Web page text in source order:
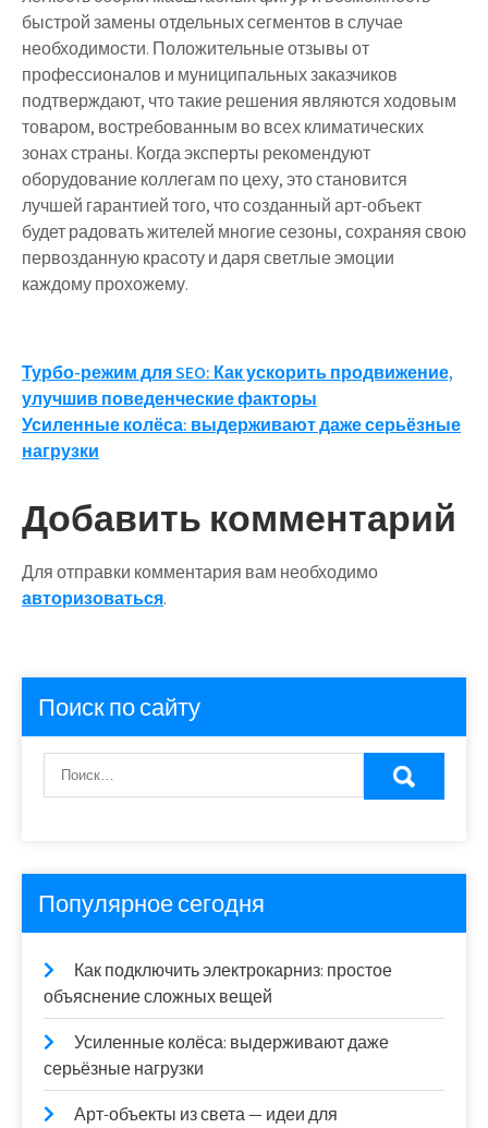
быстрой замены отдельных сегментов в случае
необходимости. Положительные отзывы от
профессионалов и муниципальных заказчиков
подтверждают, что такие решения являются ходовым
товаром, востребованным во всех климатических
зонах страны. Когда эксперты рекомендуют
оборудование коллегам по цеху, это становится
лучшей гарантией того, что созданный арт-объект
будет радовать жителей многие сезоны, сохраняя свою
первозданную красоту и даря светлые эмоции
каждому прохожему.
Навигация
по
записям
Турбо-режим для SEO: Как ускорить продвижение,
улучшив поведенческие факторы
Усиленные колёса: выдерживают даже серьёзные
нагрузки
Добавить комментарий
Для отправки комментария вам необходимо
авторизоваться.
Поиск по сайту
Популярное сегодня
Как подключить электрокарниз: простое
объяснение сложных вещей
Усиленные колёса: выдерживают даже
серьёзные нагрузки
Арт-объекты из света — идеи для